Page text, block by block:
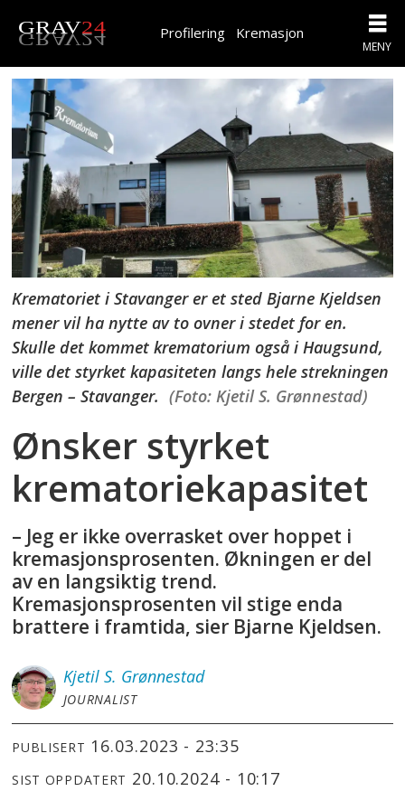
Profilering Kremasjon
Krematoriet i Stavanger er et sted Bjarne Kjeldsen
mener vil ha nytte av to ovner i stedet for en.
Skulle det kommet krematorium også i Haugsund,
ville det styrket kapasiteten langs hele strekningen
Bergen – Stavanger. (Foto: Kjetil S. Grønnestad)
Ønsker styrket
krematoriekapasitet
– Jeg er ikke overrasket over hoppet i
kremasjonsprosenten. Økningen er del
av en langsiktig trend.
Kremasjonsprosenten vil stige enda
brattere i framtida, sier Bjarne Kjeldsen.
Kjetil S. Grønnestad
JOURNALIST
PUBLISERT 16.03.2023 - 23:35
SIST OPPDATERT 20.10.2024 - 10:17